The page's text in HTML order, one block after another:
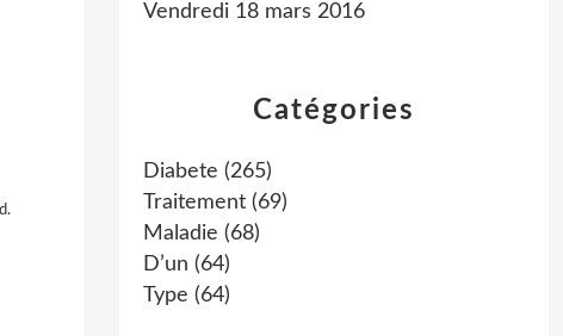
Catégories
Diabete (265)
Traitement (69)
Maladie (68)
D’un (64)
Type (64)
Vendredi 18 mars 2016